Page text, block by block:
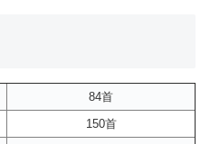
84首
150首